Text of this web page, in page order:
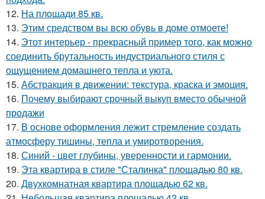
12. На площади 85 кв.
13. Этим средством вы всю обувь в доме отмоете!
14. Этот интерьер - прекрасный пример того, как можно
соединить брутальность индустриального стиля с
ощущением домашнего тепла и уюта.
15. Абстракция в движении: текстура, краска и эмоция.
16. Почему выбирают срочный выкуп вместо обычной
продажи
17. В основе оформления лежит стремление создать
атмосферу тишины, тепла и умиротворения.
18. Синий - цвет глубины, уверенности и гармонии.
19. Эта квартира в стиле "Сталинка" площадью 80 кв.
20. Двухкомнатная квартира площадью 62 кв.